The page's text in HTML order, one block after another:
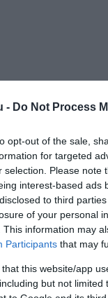
- Do Not Process
opt-out of the sale,
for targeted
selection. Please note
interest-based ads
to third
of your personal
This information may
Participants that may
that this website/app
but not